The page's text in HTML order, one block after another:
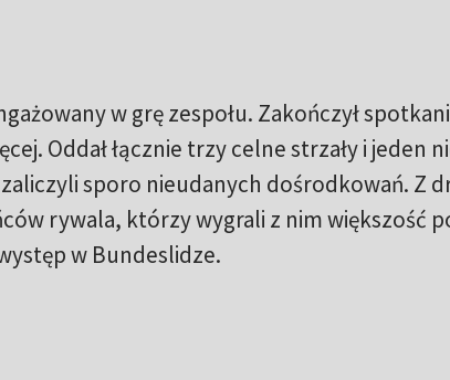
w grę zespołu. Zakończył
Oddał łącznie trzy celne strzały i jeden
sporo nieudanych dośrodkowań. Z
rywala, którzy wygrali z nim większość
w Bundeslidze.